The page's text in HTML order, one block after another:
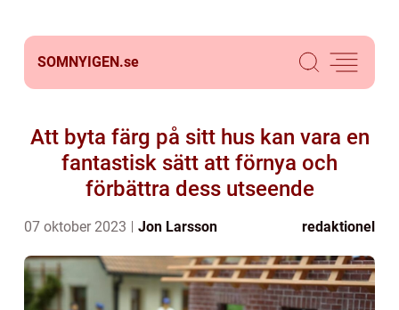
SOMNYIGEN.se
Att byta färg på sitt hus kan vara en
fantastisk sätt att förnya och
förbättra dess utseende
07 oktober 2023 Jon Larsson redaktionel